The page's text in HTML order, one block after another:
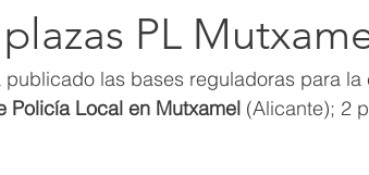
PL
publicado las bases reguladoras para
Policía Local en Mutxamel (Alicante); 2